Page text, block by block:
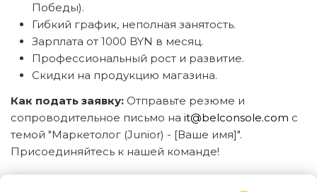
Победы).
Гибкий график, неполная занятость.
Зарплата от 1000 BYN в месяц.
Профессиональный рост и развитие.
Скидки на продукцию магазина.
Как подать заявку: Отправьте резюме и
сопроводительное письмо на it@belconsole.com с
темой "Маркетолог (Junior) - [Ваше имя]".
Присоединяйтесь к нашей команде!